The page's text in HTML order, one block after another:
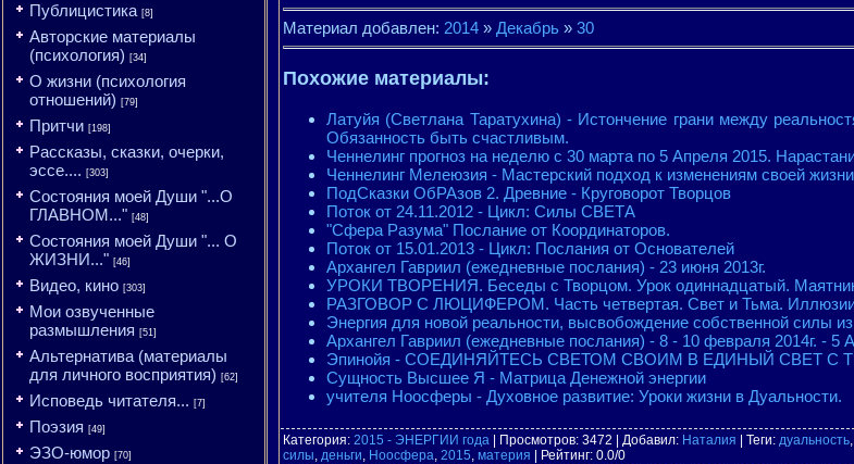
Публицистика [8]
Авторские материалы
(психология) [34]
О жизни (психология
отношений) [79]
Притчи [198]
Рассказы, сказки, очерки,
эссе.... [303]
Состояния моей Души "...О
ГЛАВНОМ..." [48]
Состояния моей Души "... О
ЖИЗНИ..." [46]
Видео, кино [303]
Мои озвученные
размышления [51]
Альтернатива (материалы
для личного восприятия) [62]
Исповедь читателя... [7]
Поэзия [49]
ЭЗО-юмор [70]
Материал добавлен: 2014 » Декабрь » 30
Похожие материалы:
Латуйя (Светлана Таратухина) - Истончение грани между
Обязанность быть счастливым.
Ченнелинг прогноз на неделю с 30 марта по 5 Апреля 2015.
Ченнелинг Мелеюзия - Мастерский подход к изменениям своей
ПодСказки ОбРАзов 2. Древние - Круговорот Творцов
Поток от 24.11.2012 - Цикл: Силы СВЕТА
"Сфера Разума" Послание от Координаторов.
Поток от 15.01.2013 - Цикл: Послания от Основателей
Архангел Гавриил (ежедневные послания) - 23 июня 2013г.
УРОКИ ТВОРЕНИЯ. Беседы с Творцом. Урок одиннадцатый.
РАЗГОВОР С ЛЮЦИФЕРОМ. Часть четвертая. Свет и Тьма. Иллюзии
Энергия для новой реальности, высвобождение собственной силы
Архангел Гавриил (ежедневные послания) - 8 - 10 февраля 2014г. - 5
Эпинойя - СОЕДИНЯЙТЕСЬ СВЕТОМ СВОИМ В ЕДИНЫЙ СВЕТ С
Сущность Высшее Я - Матрица Денежной энергии
учителя Ноосферы - Духовное развитие: Уроки жизни в Дуальности.
Категория: 2015 - ЭНЕРГИИ года Просмотров: 3472 | Добавил: Наталия Теги: дуальность,
силы, деньги, Ноосфера, 2015, материя Рейтинг: 0.0/0